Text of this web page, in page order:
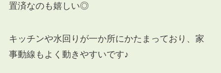
置済なのも嬉しい◎
キッチンや水回りが一か所にかたまっており、家
事動線もよく動きやすいです♪